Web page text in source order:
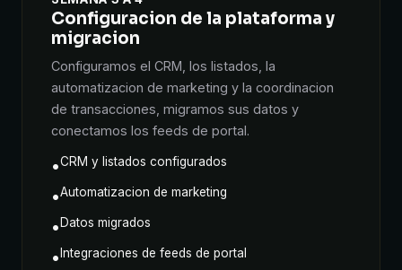
Configuracion de la plataforma y
migracion
Configuramos el CRM, los listados, la
automatizacion de marketing y la coordinacion
de transacciones, migramos sus datos y
conectamos los feeds de portal.
•CRM y listados configurados
•Automatizacion de marketing
• Datos migrados
• Integraciones de feeds de portal